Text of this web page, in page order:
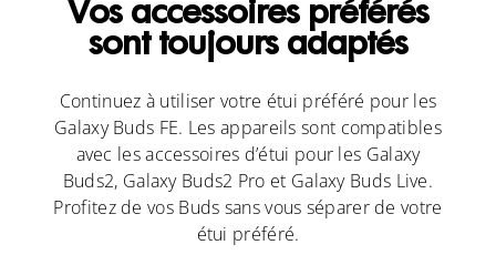
Vos accessoires préférés
sont toujours adaptés
Continuez à utiliser votre étui préféré pour les
Galaxy Buds FE. Les appareils sont compatibles
avec les accessoires d’étui pour les Galaxy
Buds2, Galaxy Buds2 Pro et Galaxy Buds Live.
Profitez de vos Buds sans vous séparer de votre
étui préféré.